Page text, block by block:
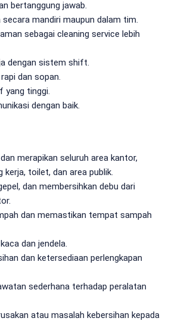
bertanggung jawab.
secara mandiri maupun dalam tim.
sebagai cleaning service lebih
dengan sistem shift.
dan sopan.
yang tinggi.
dengan baik.
merapikan seluruh area kantor,
kerja, toilet, dan area publik.
dan membersihkan debu dari
dan memastikan tempat sampah
dan jendela.
dan ketersediaan perlengkapan
sederhana terhadap peralatan
atau masalah kebersihan kepada